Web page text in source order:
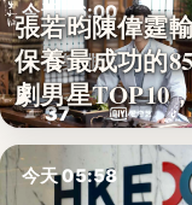
今天 06:00
娛樂排行
37
張若昀陳偉霆
保養最成功的
劇男星TOP10
今天 05:58